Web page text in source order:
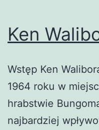
Ken
Wstęp Ken
1964 roku w
hrabstwie
najbardziej